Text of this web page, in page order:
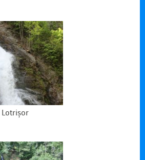
Lotrișor